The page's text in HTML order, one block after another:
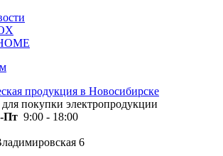
покупки электропродукции
Пт 9:00 - 18:00
6